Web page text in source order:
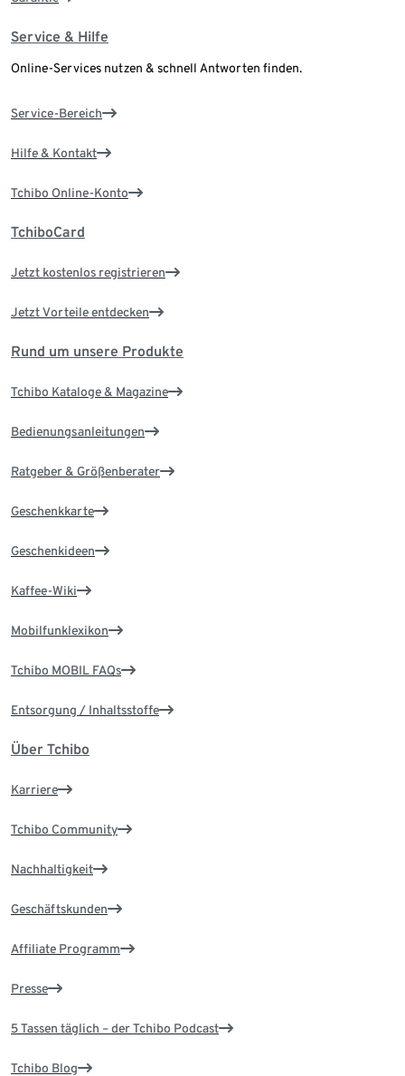
Service & Hilfe
Online-Services nutzen & schnell Antworten finden.
Service-Bereich
Hilfe & Kontakt
Tchibo Online-Konto
TchiboCard
Jetzt kostenlos registrieren
Jetzt Vorteile entdecken
Rund um unsere Produkte
Tchibo Kataloge & Magazine
Bedienungsanleitungen
Ratgeber & Größenberater
Geschenkkarte
Geschenkideen
Kaffee-Wiki
Mobilfunklexikon
Tchibo MOBIL FAQs
Entsorgung / Inhaltsstoffe
Über Tchibo
Karriere
Tchibo Community
Nachhaltigkeit
Geschäftskunden
Affiliate Programm
Presse
5 Tassen täglich – der Tchibo Podcast
Tchibo Blog